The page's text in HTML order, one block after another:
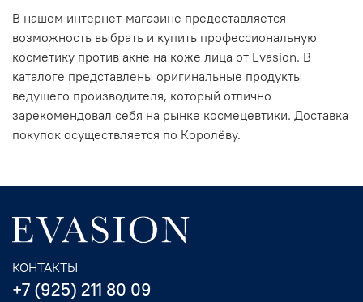
В нашем интернет-магазине предоставляется
возможность выбрать и купить профессиональную
косметику против акне на коже лица от Evasion. В
каталоге представлены оригинальные продукты
ведущего производителя, который отлично
зарекомендовал себя на рынке космецевтики. Доставка
покупок осуществляется по Королёву.
КОНТАКТЫ
+7 (925) 211 80 09